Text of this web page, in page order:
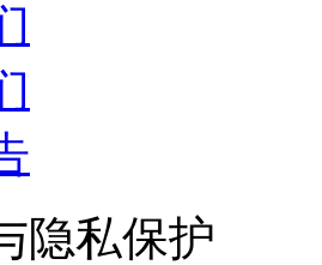
隐私保护